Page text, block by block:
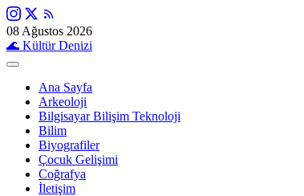
08 Ağustos 2026
🌊 Kültür Denizi
Ana Sayfa
Arkeoloji
Bilgisayar Bilişim Teknoloji
Bilim
Biyografiler
Çocuk Gelişimi
Coğrafya
İletişim